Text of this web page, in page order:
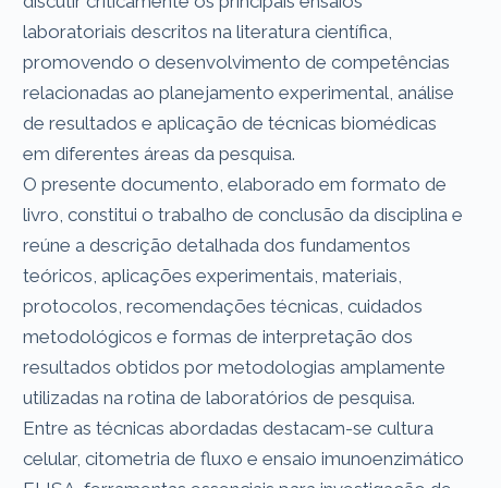
laboratoriais descritos na literatura científica,
promovendo o desenvolvimento de competências
relacionadas ao planejamento experimental, análise
de resultados e aplicação de técnicas biomédicas
em diferentes áreas da pesquisa.
O presente documento, elaborado em formato de
livro, constitui o trabalho de conclusão da disciplina e
reúne a descrição detalhada dos fundamentos
teóricos, aplicações experimentais, materiais,
protocolos, recomendações técnicas, cuidados
metodológicos e formas de interpretação dos
resultados obtidos por metodologias amplamente
utilizadas na rotina de laboratórios de pesquisa.
Entre as técnicas abordadas destacam-se cultura
celular, citometria de fluxo e ensaio imunoenzimático